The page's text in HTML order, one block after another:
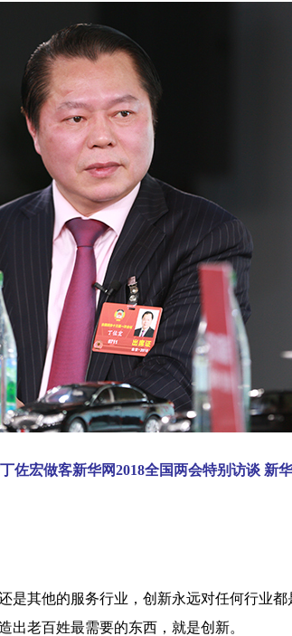
佐宏做客新华网2018全国两会特别访谈 新
是其他的服务行业，创新永远对任何行业
老百姓最需要的东西，就是创新。